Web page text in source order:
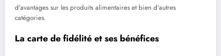
d'avantages sur les produits alimentaires et bien d'autres
catégories.
La carte de fidélité et ses bénéfices